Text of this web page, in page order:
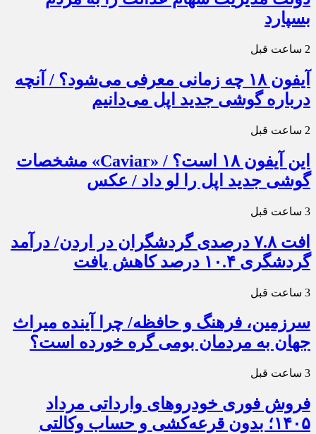
بسپارد
2 ساعت قبل
آیفون ۱۸ چه زمانی معرفی می‌شود؟ / آنچه
درباره گوشی جدید اپل می‌دانیم
2 ساعت قبل
این آیفون ۱۸ است؟ / «Caviar» مشخصات
گوشی جدید اپل را لو داد / عکس
3 ساعت قبل
افت ۷.۸ درصدی گردشگران در اردن/ درآمد
گردشگری ۱۰.۴ درصد کاهش یافت
3 ساعت قبل
سرزمین، فرهنگ و حافظه/ چرا آینده میراث
جهان به مردمان بومی گره خورده است؟
3 ساعت قبل
فروش فوری خودروهای وارداتی مرداد
۱۴۰۵؛ بدون قرعه‌کشی و حساب وکالتی